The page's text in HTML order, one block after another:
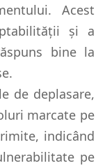
Acest
și a
bine la
de deplasare,
marcate pe
indicând
pe